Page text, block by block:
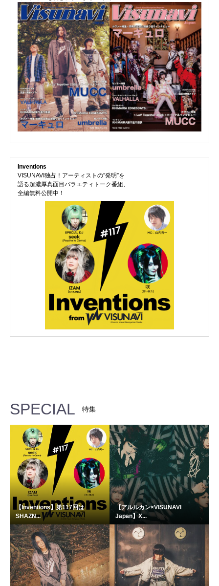
Inventions
VISUNAVI独占！アーティストの”発明”を
語る超濃厚真面目バラエティトーク番組、
全編無料公開中！
SPECIAL 特集
【Inventions】第117回は
SHAZN...
【アルルカン×VISUNAVI
Japan】X...